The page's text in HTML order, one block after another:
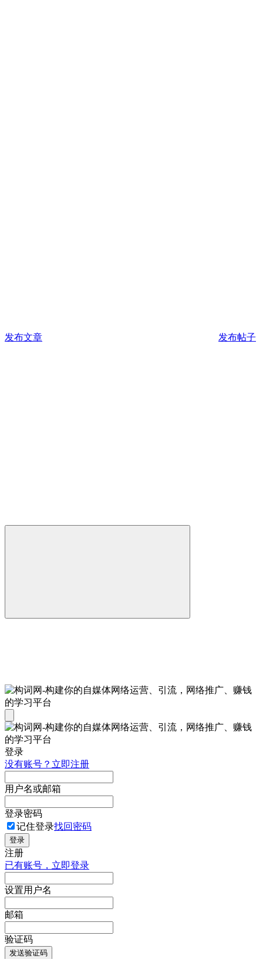
发布文章 发布帖子
登录
没有账号？立即注册
用户名或邮箱
登录密码
记住登录找回密码
登录
注册
已有账号，立即登录
设置用户名
邮箱
验证码
发送验证码